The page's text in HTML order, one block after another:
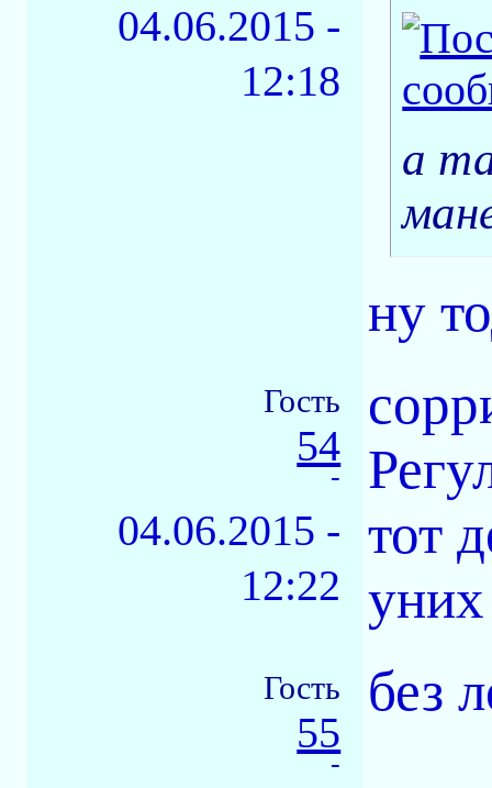
04.06.2015 -
12:18
а
ну
Гость
54
-
04.06.2015 -
12:22
тот
Гость
55
-
без